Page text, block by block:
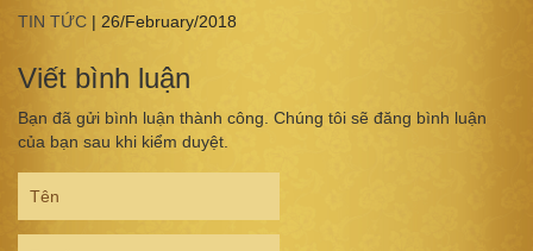
TIN TỨC | 26/February/2018
Viết bình luận
Bạn đã gửi bình luận thành công. Chúng tôi sẽ đăng bình luận
của bạn sau khi kiểm duyệt.